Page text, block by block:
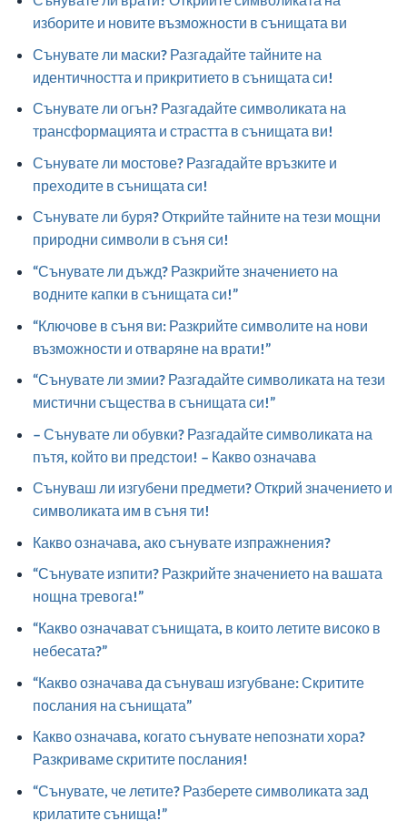
изборите и новите възможности в сънищата ви
Сънувате ли маски? Разгадайте тайните на
идентичността и прикритието в сънищата си!
Сънувате ли огън? Разгадайте символиката на
трансформацията и страстта в сънищата ви!
Сънувате ли мостове? Разгадайте връзките и
преходите в сънищата си!
Сънувате ли буря? Открийте тайните на тези мощни
природни символи в съня си!
“Сънувате ли дъжд? Разкрийте значението на
водните капки в сънищата си!”
“Ключове в съня ви: Разкрийте символите на нови
възможности и отваряне на врати!”
“Сънувате ли змии? Разгадайте символиката на тези
мистични същества в сънищата си!”
– Сънувате ли обувки? Разгадайте символиката на
пътя, който ви предстои! – Какво означава
Сънуваш ли изгубени предмети? Открий значението и
символиката им в съня ти!
Какво означава, ако сънувате изпражнения?
“Сънувате изпити? Разкрийте значението на вашата
нощна тревога!”
“Какво означават сънищата, в които летите високо в
небесата?”
“Какво означава да сънуваш изгубване: Скритите
послания на сънищата”
Какво означава, когато сънувате непознати хора?
Разкриваме скритите послания!
“Сънувате, че летите? Разберете символиката зад
крилатите сънища!”